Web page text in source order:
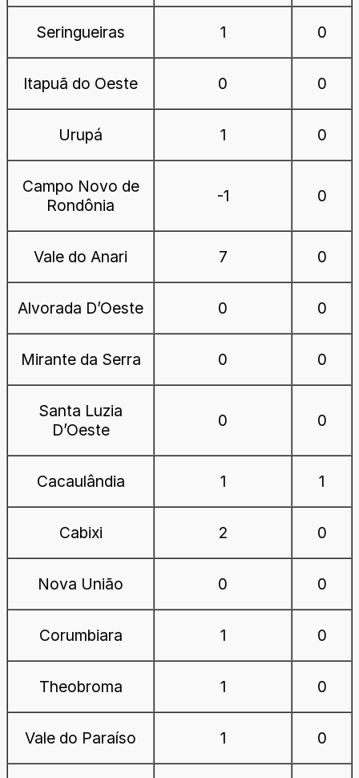
Seringueiras 1 0
Itapuã do Oeste 0 0
Urupá 1 0
Campo Novo de
Rondônia
-1 0
Vale do Anari 7 0
Alvorada D’Oeste 0 0
Mirante da Serra 0 0
Santa Luzia
D’Oeste
0 0
Cacaulândia 1 1
Cabixi 2 0
Nova União 0 0
Corumbiara 1 0
Theobroma 1 0
Vale do Paraíso 1 0